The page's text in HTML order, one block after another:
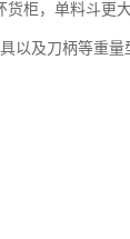
货柜，单料斗更
以及刀柄等重量